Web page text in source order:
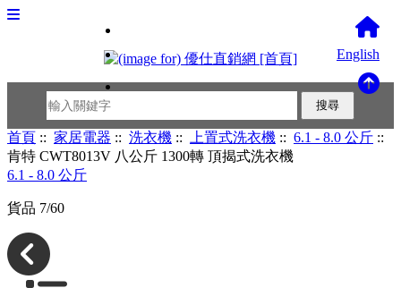
English
首頁 :: 家居電器 :: 洗衣機 :: 上置式洗衣機 :: 6.1 - 8.0 公斤 ::
肯特 CWT8013V 八公斤 1300轉 頂揭式洗衣機
6.1 - 8.0 公斤
貨品 7/60